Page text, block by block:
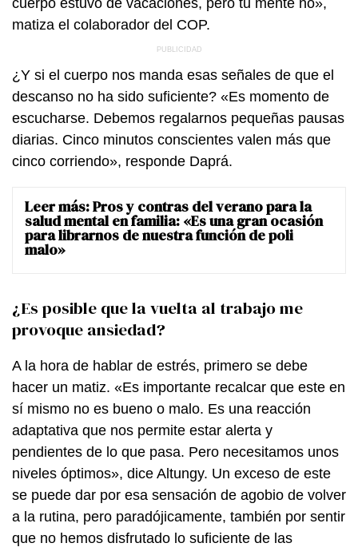
matiza el colaborador del COP.
¿Y si el cuerpo nos manda esas señales de que el
descanso no ha sido suficiente? «Es momento de
escucharse. Debemos regalarnos pequeñas pausas
diarias. Cinco minutos conscientes valen más que
cinco corriendo», responde Daprá.
Leer más:Pros y contras del verano para la
salud mental en familia: «Es una gran ocasión
para librarnos de nuestra función de poli
malo»
¿Es posible que la vuelta al trabajo me
provoque ansiedad?
A la hora de hablar de estrés, primero se debe
hacer un matiz. «Es importante recalcar que este en
sí mismo no es bueno o malo. Es una reacción
adaptativa que nos permite estar alerta y
pendientes de lo que pasa. Pero necesitamos unos
niveles óptimos», dice Altungy. Un exceso de este
se puede dar por esa sensación de agobio de volver
a la rutina, pero paradójicamente, también por sentir
que no hemos disfrutado lo suficiente de las